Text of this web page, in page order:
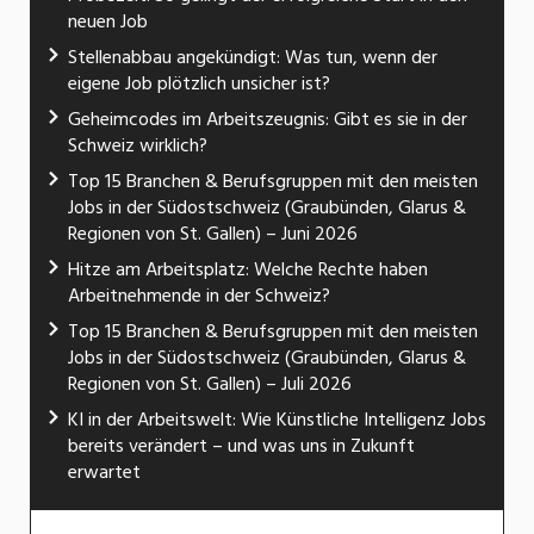
neuen Job
Stellenabbau angekündigt: Was tun, wenn der
eigene Job plötzlich unsicher ist?
Geheimcodes im Arbeitszeugnis: Gibt es sie in der
Schweiz wirklich?
Top 15 Branchen & Berufsgruppen mit den meisten
Jobs in der Südostschweiz (Graubünden, Glarus &
Regionen von St. Gallen) – Juni 2026
Hitze am Arbeitsplatz: Welche Rechte haben
Arbeitnehmende in der Schweiz?
Top 15 Branchen & Berufsgruppen mit den meisten
Jobs in der Südostschweiz (Graubünden, Glarus &
Regionen von St. Gallen) – Juli 2026
KI in der Arbeitswelt: Wie Künstliche Intelligenz Jobs
bereits verändert – und was uns in Zukunft
erwartet